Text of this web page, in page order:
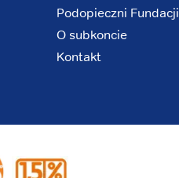
Podopieczni Fundacji
O subkoncie
Kontakt